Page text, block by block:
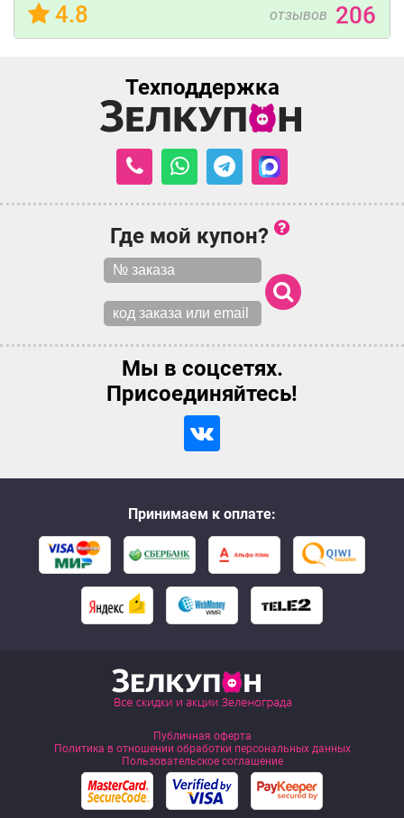
4.8 отзывов 206
Техподдержка
Где мой купон?
Мы в соцсетях.
Присоединяйтесь!
Принимаем к оплате:
Публичная оферта
Политика в отношении обработки персональных данных
Пользовательское соглашение